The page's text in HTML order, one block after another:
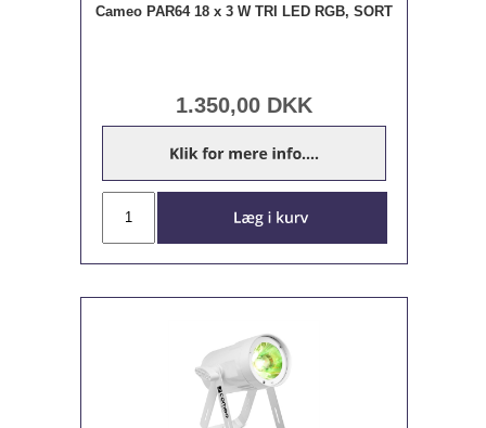
Cameo PAR64 18 x 3 W TRI LED RGB, SORT
1.350,00 DKK